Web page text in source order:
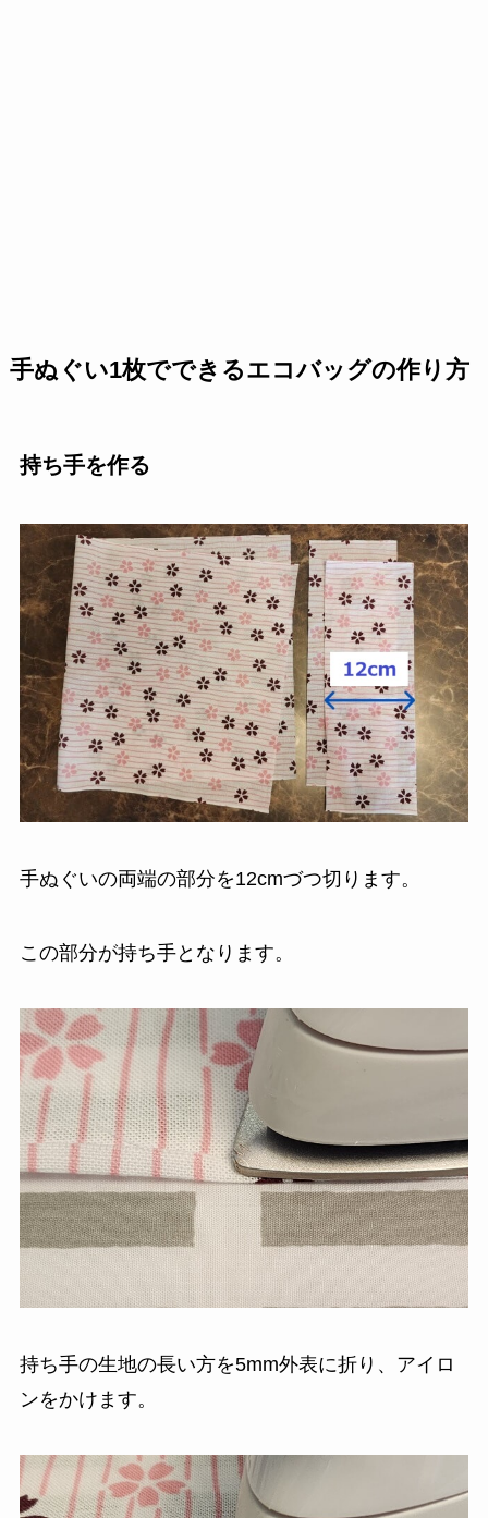
手ぬぐい1枚でできるエコバッグの作り方
持ち手を作る
手ぬぐいの両端の部分を12cmづつ切ります。
この部分が持ち手となります。
持ち手の生地の長い方を5mm外表に折り、アイロ
ンをかけます。